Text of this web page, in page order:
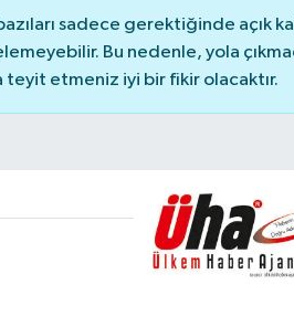
sadece gerektiğinde açık
Bu nedenle, yola
teyit etmeniz iyi bir fikir olacaktır.